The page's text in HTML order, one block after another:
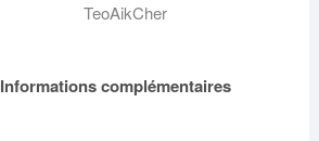
TeoAikCher
Informations complémentaires